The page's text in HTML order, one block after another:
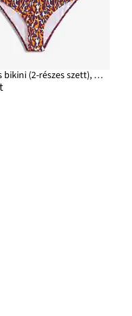
Merevítős bikini (2-részes szett), magas combkivágással